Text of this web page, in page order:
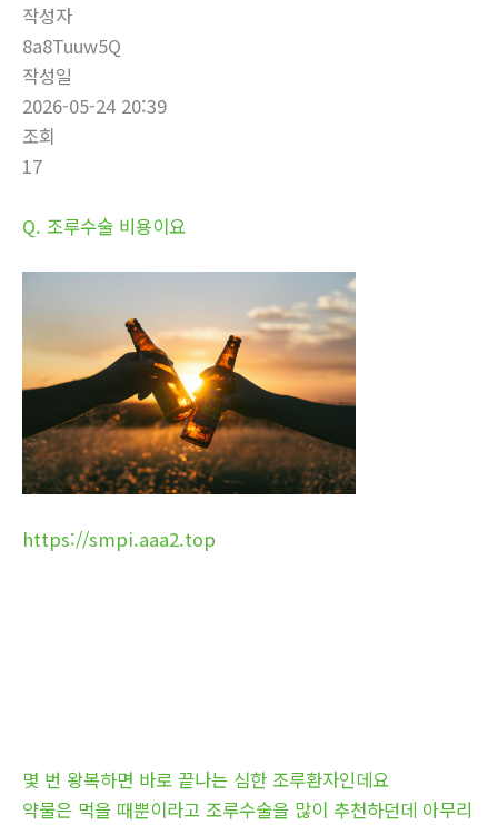
작성자
8a8Tuuw5Q
작성일
2026-05-24 20:39
조회
17
Q. 조루수술 비용이요
https://smpi.aaa2.top
몇 번 왕복하면 바로 끝나는 심한 조루환자인데요
약물은 먹을 때뿐이라고 조루수술을 많이 추천하던데 아무리